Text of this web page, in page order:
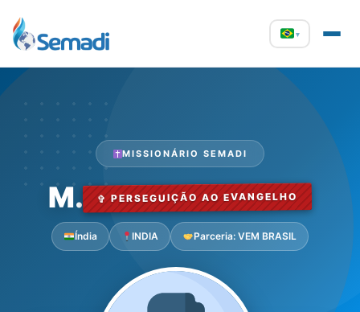
▾
MISSIONÁRIO SEMADI
M. ✞ PERSEGUIÇÃO AO EVANGELHO
Índia INDIA Parceria: VEM BRASIL